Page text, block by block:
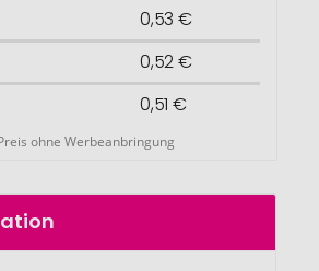
0,53 €
0,52 €
0,51 €
ohne Werbeanbringung